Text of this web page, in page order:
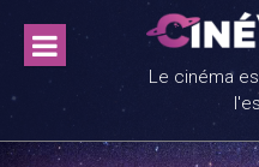
content
Le cinéma